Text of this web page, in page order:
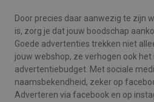
Door precies daar aanwezig te zijn
is, zorg je dat jouw boodschap
Goede advertenties trekken niet
jouw webshop, ze verhogen ook
advertentiebudget. Met sociale
naamsbekendheid, zeker op
Adverteren via facebook en op